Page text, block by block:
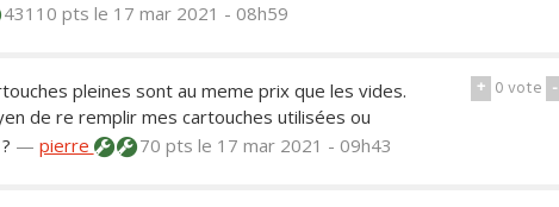
pts le 17 mar 2021 - 08h59
+ 0vote -
pleines sont au meme prix que les vides.
de re remplir mes cartouches utilisées ou
— pierre 70 pts le 17 mar 2021 - 09h43